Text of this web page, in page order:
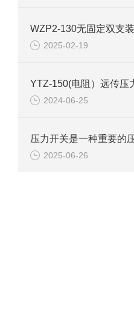
2025-02-19
2024-06-25
2025-06-26